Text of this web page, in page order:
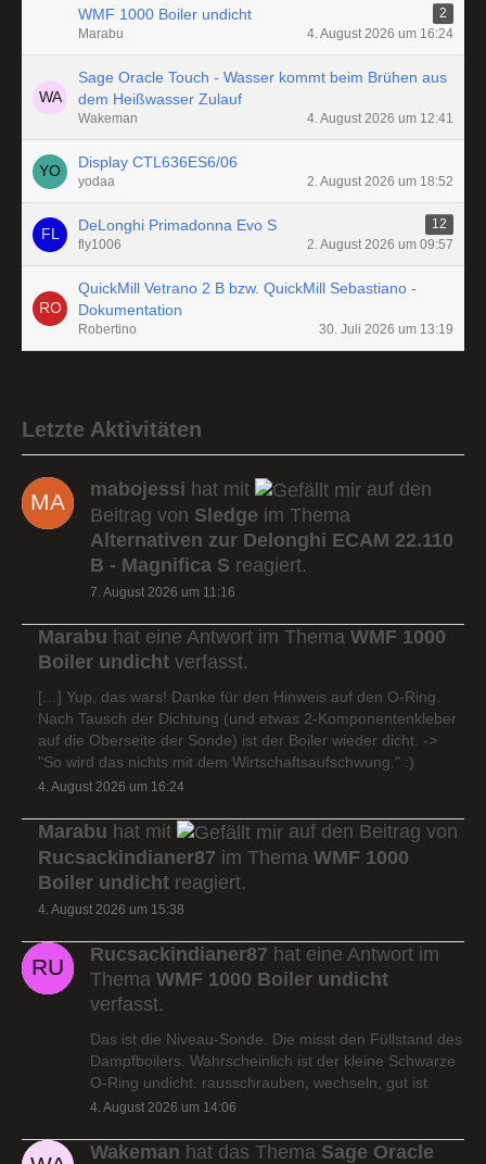
WMF 1000 Boiler undicht
2
Marabu
4. August 2026 um 16:24
Sage Oracle Touch - Wasser kommt beim Brühen aus
dem Heißwasser Zulauf
Wakeman 4. August 2026 um 12:41
Display CTL636ES6/06
yodaa 2. August 2026 um 18:52
DeLonghi Primadonna Evo S
12
fly1006
2. August 2026 um 09:57
QuickMill Vetrano 2 B bzw. QuickMill Sebastiano -
Dokumentation
Robertino 30. Juli 2026 um 13:19
Letzte Aktivitäten
mabojessi hat mit
auf den
Beitrag von Sledge im Thema
Alternativen zur Delonghi ECAM 22.110
B - Magnifica S reagiert.
7. August 2026 um 11:16
Marabu hat eine Antwort im Thema WMF 1000
Boiler undicht verfasst.
[…] Yup, das wars! Danke für den Hinweis auf den O-Ring.
Nach Tausch der Dichtung (und etwas 2-Komponentenkleber
auf die Oberseite der Sonde) ist der Boiler wieder dicht. ->
"So wird das nichts mit dem Wirtschaftsaufschwung." :)
4. August 2026 um 16:24
Marabu hat mit
auf den Beitrag von
Rucsackindianer87 im Thema WMF 1000
Boiler undicht reagiert.
4. August 2026 um 15:38
Rucsackindianer87 hat eine Antwort im
Thema WMF 1000 Boiler undicht
verfasst.
Das ist die Niveau-Sonde. Die misst den Füllstand des
Dampfboilers. Wahrscheinlich ist der kleine Schwarze
O-Ring undicht. rausschrauben, wechseln, gut ist
4. August 2026 um 14:06
Wakeman hat das Thema Sage Oracle